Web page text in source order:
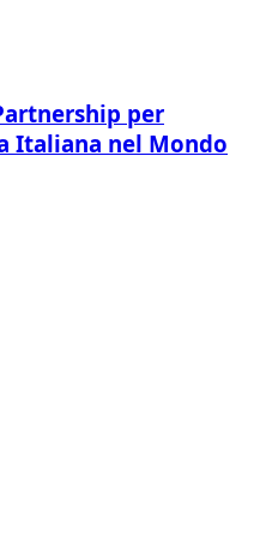
per
Italiana nel Mondo